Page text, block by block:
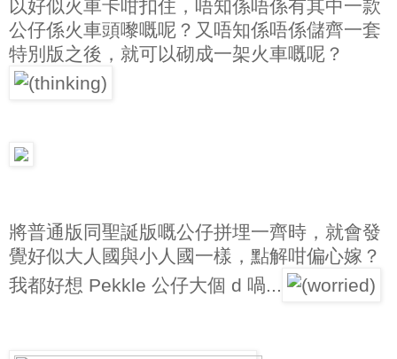
以好似火車卡咁扣住，唔知係唔係有其中一款
公仔係火車頭嚟嘅呢？又唔知係唔係儲齊一套
特別版之後，就可以砌成一架火車嘅呢？
將普通版同聖誕版嘅公仔拼埋一齊時，就會發
覺好似大人國與小人國一樣，點解咁偏心嫁？
我都好想 Pekkle 公仔大個 d 喎...